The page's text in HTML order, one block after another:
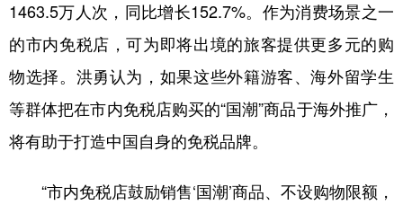
1463.5万人次，同比增长152.7%。作为消费场景之一
的市内免税店，可为即将出境的旅客提供更多元的购
物选择。洪勇认为，如果这些外籍游客、海外留学生
等群体把在市内免税店购买的“国潮”商品于海外推广，
将有助于打造中国自身的免税品牌。
“市内免税店鼓励销售‘国潮’商品、不设购物限额，